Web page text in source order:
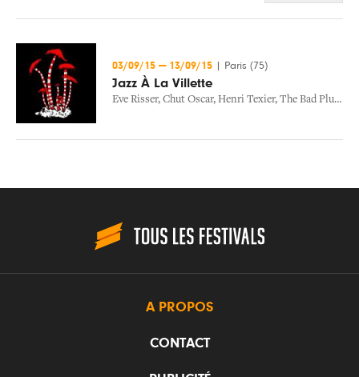
03/09/15 — 13/09/15 Paris (75)
Jazz À La Villette
Eve Risser, Chut Oscar, Henri Texier, The Bad Plus ,
A PROPOS
CONTACT